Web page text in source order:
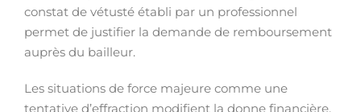
constat de vétusté établi par un professionnel
permet de justifier la demande de remboursement
auprès du bailleur.
Les situations de force majeure comme une
tentative d’effraction modifient la donne financière.